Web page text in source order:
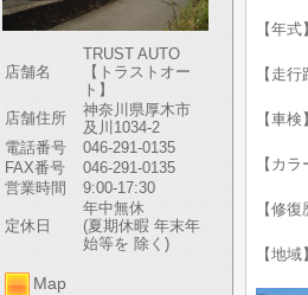
店舗名
TRUST AUTO
【トラストオー
ト】
店舗住所
神奈川県厚木市
及川1034-2
電話番号
046-291-0135
FAX番号
046-291-0135
営業時間
9:00-17:30
定休日
年中無休
(夏期休暇 年末年
始等を 除く)
Map
【年
【走
【車
【カ
【修
【地